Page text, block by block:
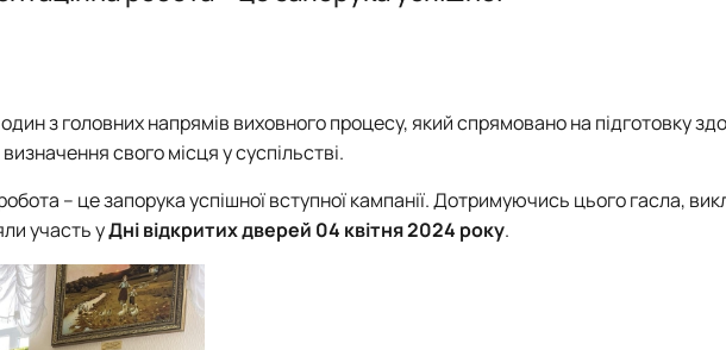
з головних напрямів виховного процесу, який спрямовано на підготовку
свого місця у суспільстві.
– це запорука успішної вступної кампанії. Дотримуючись цього гасла,
участь уДні відкритих дверей 04 квітня 2024 року.